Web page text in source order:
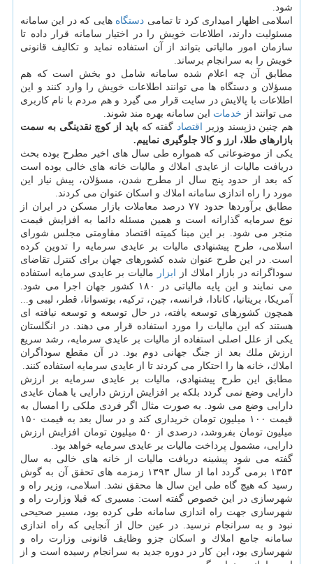
شود.
اسلامی اظهار امیداری كرد تا تمامی دستگاه هایی كه در این سامانه
مسئولیت دارند، اطلاعات خویش را در اختیار سامانه قرار داده تا
سازمان امور مالیاتی بتواند از آن استفاده نماید و تكالیف قانونی
خویش را به سرانجام برساند.
مطابق آن چه اعلام شده سامانه شامل دو بخش است كه هم
مسؤلان و دستگاه ها می توانند اطلاعات خویش را وارد كنند و این
اطلاعات با پالایش در سایت قرار می گیرد و هم مردم با نام كاربری
می توانند از خدمات این سامانه بهره مند شوند.
هم چنین دژپسند وزیر اقتصاد گفته كهباید از كوچ نقدینگی به سمت
بازارهای طلا، ارز و كالا جلوگیری نماییم.
یكی از موضوعاتی كه همواره طی سال های اخیر مطرح بوده بحث
دریافت مالیات از عایدی املاك و مالیات خانه های خالی بوده است
كه بعد از حدود پنج سال از مطرح شدن، مسؤلان، پیش نیاز این
مورد را راه اندازی سامانه املاك و اسكان عنوان می كردند.
مطابق برآوردها حدود ۷۷ درصد معاملات بازار مسكن در ایران از
نوع سرمایه گذارانه است و همین مسئله دائما به افزایش قیمت
منجر می شود. بر این مبنا كمیته اقتصاد مقاومتی مجلس شورای
اسلامی، طرح پیشنهادی مالیات بر عایدی سرمایه را تدوین كرده
است. در این طرح عنوان شده كشورهای جهان برای كنترل تقاضای
سوداگرانه در بازار املاك از ابزار
مالیات بر عایدی سرمایه استفاده
می نمایند و این پایه مالیاتی در ۱۸۰ كشور جهان اجرا می شود.
آمریكا، بریتانیا، كانادا، فرانسه، چین، تركیه، بوتسوانا، قطر، لیبی و...
همچون كشورهای توسعه یافته، در حال توسعه و توسعه نیافته ای
هستند كه این مالیات را مورد استفاده قرار می دهند. در انگلستان
یكی از علل اصلی استفاده از مالیات بر عایدی سرمایه، رشد سریع
ارزش ملك بعد از جنگ جهانی دوم بود. در آن مقطع سوداگران
املاك، خانه ها را احتكار می كردند تا از عایدی سرمایه استفاده كنند.
مطابق این طرح پیشنهادی، مالیات بر عایدی سرمایه بر ارزش
دارایی وضع نمی گردد بلكه بر افزایش ارزش دارایی یا همان عایدی
دارایی وضع می شود. به صورت مثال اگر فردی ملكی را امسال به
قیمت ۱۰۰ میلیون تومان خریداری كند و در سال بعد به قیمت ۱۵۰
میلیون تومان بفروشد، درصدی از ۵۰ میلیون تومان افزایش ارزش
دارایی، مشمول پرداخت مالیات بر عایدی سرمایه خواهد بود.
گفته می شود پیشینه دریافت مالیات از خانه های خالی به سال
۱۳۵۳ برمی گردد اما از سال ۱۳۹۳ زمزمه های تحقق آن به گوش
رسید كه هیچ گاه طی این سال ها محقق نشد. اسلامی، وزیر راه و
شهرسازی در این خصوص گفته است: مسیری كه قبلا وزارت راه و
شهرسازی جهت راه اندازی سامانه طی كرده بود، مسیر صحیحی
نبود و به سرانجام نرسید. در عین حال از آنجایی كه راه اندازی
سامانه جامع املاك و اسكان جزو وظایف قانونی وزارت راه و
شهرسازی بود، این كار در دوره جدید به سرانجام رسیده است و از